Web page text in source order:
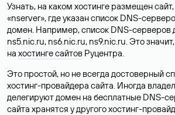
Узнать, на каком хостинге размещен
«nserver», где указан список DNS-
домен. Например, список DNS-серверов
ns5.nic.ru, ns6.nic.ru, ns9.nic.ru. Это
на хостинге сайтов Руцентра.
Это простой, но не всегда достоверный
хостинг-провайдера сайта. Иногда
делегируют домен на бесплатные DNS-
сайта хранятся у другого хостинг-